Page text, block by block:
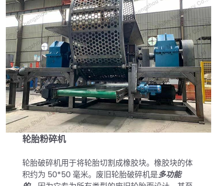
轮胎粉碎机
轮胎破碎机用于将轮胎切割成橡胶块。橡胶块的体
积约为 50*50 毫米。废旧轮胎破碎机是多功能